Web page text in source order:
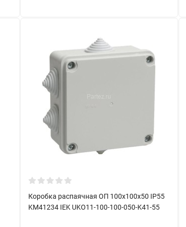
Коробка распаячная ОП 100х100х50 IP55
KM41234 IEK UKO11-100-100-050-K41-55